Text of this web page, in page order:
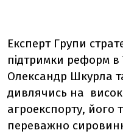
Експерт Групи
підтримки реформ в
Олександр Шкурла
дивлячись на
агроекспорту, його
переважно